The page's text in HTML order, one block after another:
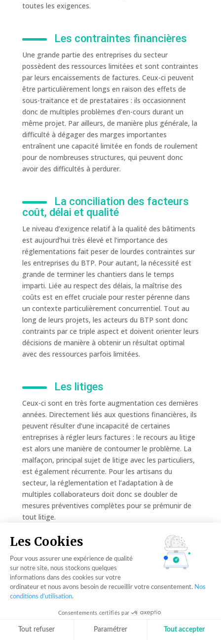
toutes les exigences.
Les contraintes financières
Une grande partie des entreprises du secteur
possèdent des ressources limitées et sont contraintes
par leurs encaissements de factures. Ceux-ci peuvent
être particulièrement longs en raison des effets de
sous-traitance et de prestataires : ils occasionnent
donc de multiples problèmes d’en-cours durant un
même projet. Par ailleurs, de manière plus générale, la
difficulté à dégager des marges importantes
entraînent une capacité limitée en fonds de roulement
pour de nombreuses structures, qui peuvent donc
avoir des difficultés à perdurer.
La conciliation des facteurs
coût, délai et qualité
Le niveau d’exigence relatif à la qualité des bâtiments
est aujourd’hui très élevé et l’importance des
réglementations fait peser de lourdes contraintes sur
les entreprises du BTP. Pour autant, la nécessité est
grande de terminer les chantiers dans le temps
imparti. Liée au respect des délais, la maîtrise des
coûts est en effet cruciale pour rester pérenne dans
un contexte particulièrement concurrentiel. Tout au
long de leurs projets, les acteurs du BTP sont donc
contraints par ce triple aspect et doivent orienter leurs
décisions de manière à obtenir un résultat optimal
avec des ressources parfois limitées.
Les litiges
Ceux-ci sont en très forte augmentation ces dernières
années. Directement liés aux questions financières, ils
peuvent résulter d’une incapacité de certaines
entreprises à régler leurs factures : le recours au litige
est alors une manière de contourner le problème. La
malfaçon, principal sujet de litige avec les particuliers,
est également récurrente. Pour les artisans du
secteur, la réglementation et l’adaptation à de
multiples collaborateurs doit donc se doubler de
mesures préventives complètes pour se prémunir de
tout litige.
Les contraintes liées au
digital
Encore insuffisamment utilisés par les entreprises du
secteur, les outils numériques s’accompagnent d’un
nombre important de mesures de sécurité. Les
entreprises les moins bien informées ou équipées en
directement exposées aux cyber-attaques, aujourd’hui
Les Cookies
Pour vous assurer une expérience de qualité
sur notre site, nous stockons quelques
informations dans des cookies sur votre
ordinateur et nous avons besoin de recueillir votre consentement. Nos
conditions d’utilisation.
Consentements certifiés par
Tout refuser Paramétrer Tout accepter